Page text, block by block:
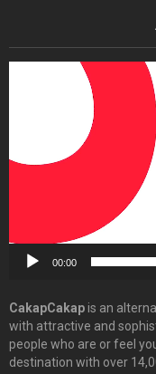
00:00
CakapCakapis an
with attractive and
people who are or feel
destination with over